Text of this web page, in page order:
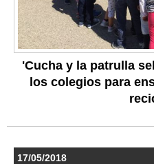
'Cucha y la patrulla
los colegios para
17/05/2018